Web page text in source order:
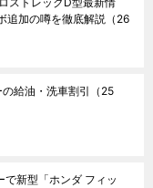
追加の噂を徹底解説 （26
給油・洗車割引 （25
で新型「ホンダ フィッ